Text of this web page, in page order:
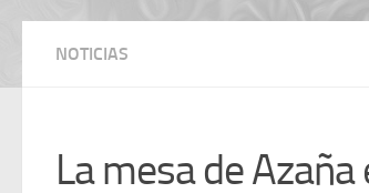
NOTICIAS
La mesa de Azaña